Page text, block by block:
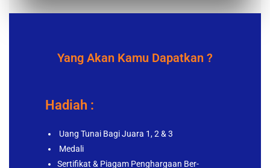
Yang Akan Kamu Dapatkan ?
Hadiah :
Uang Tunai Bagi Juara 1, 2 & 3
Medali
Sertifikat & Piagam Penghargaan Ber-